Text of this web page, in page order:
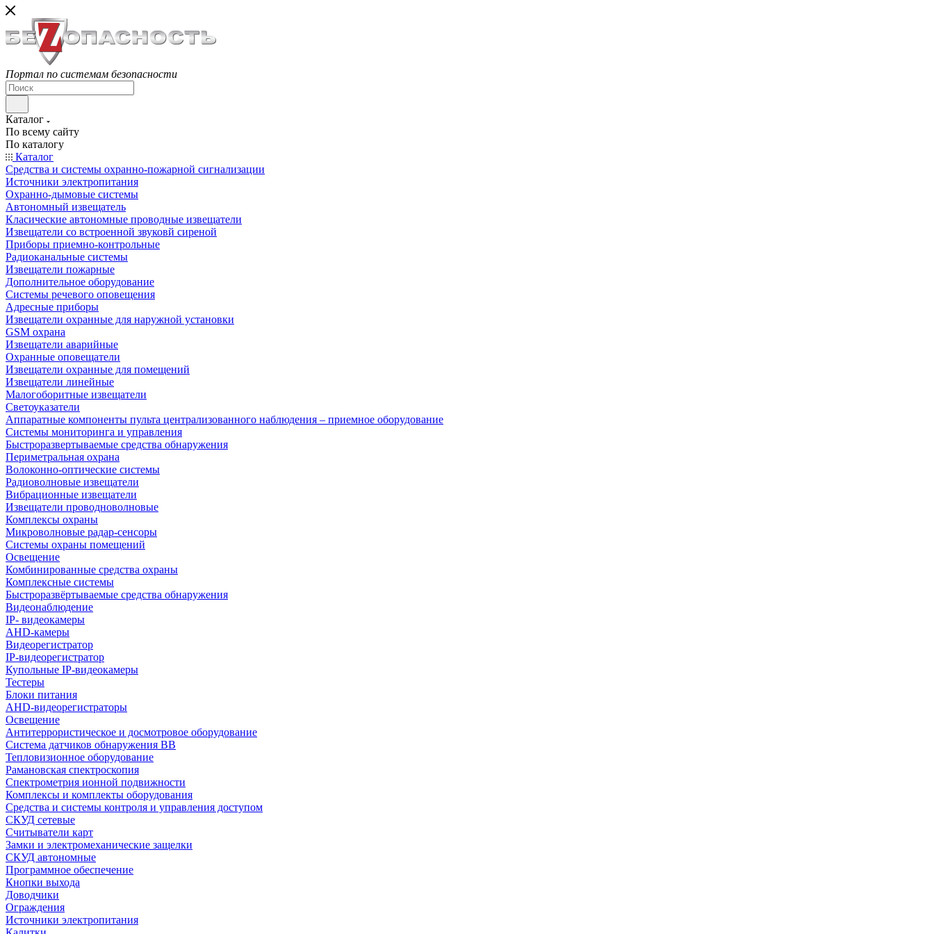
Портал по системам безопасности
Каталог
По всему сайту
По каталогу
Каталог
Средства и системы охранно-пожарной сигнализации
Источники электропитания
Охранно-дымовые системы
Автономный извещатель
Класические автономные проводные извещатели
Извещатели со встроенной звуковй сиреной
Приборы приемно-контрольные
Радиоканальные системы
Извещатели пожарные
Дополнительное оборудование
Системы речевого оповещения
Адресные приборы
Извещатели охранные для наружной установки
GSM охрана
Извещатели аварийные
Охранные оповещатели
Извещатели охранные для помещений
Извещатели линейные
Малогоборитные извещатели
Светоуказатели
Аппаратные компоненты пульта централизованного наблюдения – приемное оборудование
Системы мониторинга и управления
Быстроразвертываемые средства обнаружения
Периметральная охрана
Волоконно-оптические системы
Радиоволновые извещатели
Вибрационные извещатели
Извещатели проводноволновые
Комплексы охраны
Микроволновые радар-сенсоры
Системы охраны помещений
Освещение
Комбинированные средства охраны
Комплексные системы
Быстроразвёртываемые средства обнаружения
Видеонаблюдение
IP- видеокамеры
AHD-камеры
Видеорегистратор
IP-видеорегистратор
Купольные IP-видеокамеры
Тестеры
Блоки питания
AHD-видеорегистраторы
Освещение
Антитеррористическое и досмотровое оборудование
Cистема датчиков обнаружения ВВ
Тепловизионное оборудование
Рамановская спектроскопия
Спектрометрия ионной подвижности
Комплексы и комплекты оборудования
Средства и системы контроля и управления доступом
СКУД сетевые
Считыватели карт
Замки и электромеханические защелки
СКУД автономные
Программное обеспечение
Кнопки выхода
Доводчики
Ограждения
Источники электропитания